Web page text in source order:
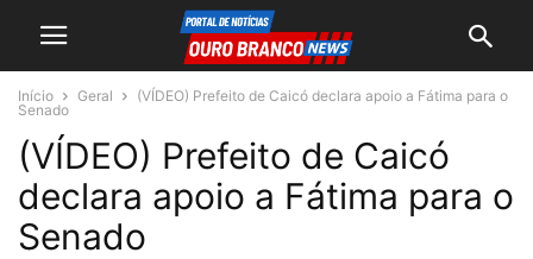
Início Geral
(VÍDEO) Prefeito de Caicó declara apoio a Fátima para o
Senado
(VÍDEO) Prefeito de Caicó
declara apoio a Fátima para o
Senado